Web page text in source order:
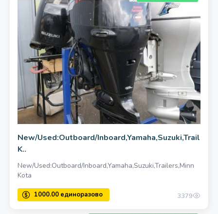
New/Used:Outboard/
K..
New/Used:Outboard/Inboard,Yamaha,Suzuki,Trailers,Minn
Kota
3379